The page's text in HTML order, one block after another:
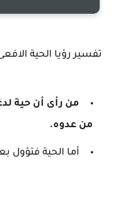
تفسير رؤيا الحية
من رأى أن حية
من عدوه.
أما الحية فتؤول